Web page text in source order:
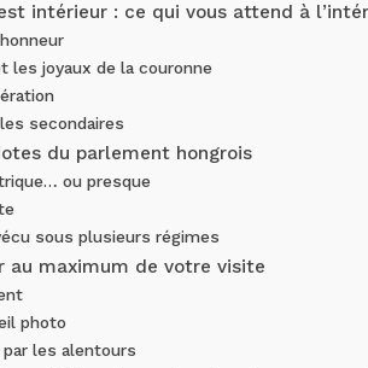
intérieur : ce qui vous attend à
les joyaux de la couronne
secondaires
du parlement hongrois
ou presque
sous plusieurs régimes
au maximum de votre visite
photo
les alentours